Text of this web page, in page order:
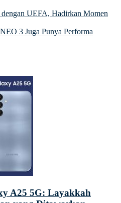
UEFA, Hadirkan Momen
3 Juga Punya Performa
A25 5G: Layakkah